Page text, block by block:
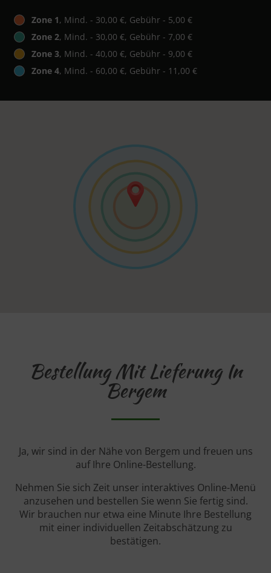
Zone 1, Mind. - 30,00 €, Gebühr - 5,00 €
Zone 2, Mind. - 30,00 €, Gebühr - 7,00 €
Zone 3, Mind. - 40,00 €, Gebühr - 9,00 €
Zone 4, Mind. - 60,00 €, Gebühr - 11,00 €
Bestellung Mit Lieferung In
Bergem
Ja, wir sind in der Nähe von Bergem und freuen uns
auf Ihre Online-Bestellung.
Nehmen Sie sich Zeit unser interaktives Online-Menü
anzusehen und bestellen Sie wenn Sie fertig sind.
Wir brauchen nur etwa eine Minute Ihre Bestellung
mit einer individuellen Zeitabschätzung zu
bestätigen.